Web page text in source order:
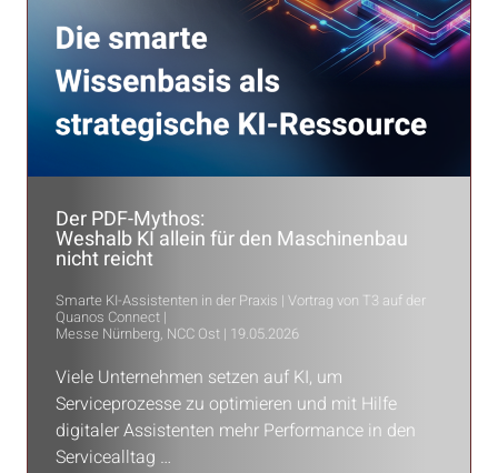
Der PDF-Mythos:
Weshalb KI allein für den Maschinenbau
nicht reicht
Smarte KI-Assistenten in der Praxis | Vortrag von T3 auf der
Quanos Connect |
Messe Nürnberg, NCC Ost | 19.05.2026
Viele Unternehmen setzen auf KI, um
Serviceprozesse zu optimieren und mit Hilfe
digitaler Assistenten mehr Performance in den
Servicealltag …